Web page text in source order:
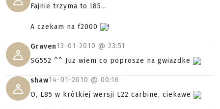
Fajnie trzyma to l85...
A czekam na f2000 !
Graven13-01-2010 @ 23:51
SG552 ^^ Juz wiem co poprosze na gwiazdke
shaw14-01-2010 @ 00:16
O, L85 w krótkiej wersji L22 carbine, ciekawe